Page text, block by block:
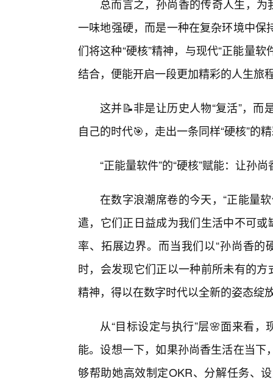
总而言之，孙尚香的传奇人生，为
一味地强硬，而是一种在复杂环境中
们将这种“硬核”精神，与现代“正能量
结合，便能开启一段更加精彩的人生旅
这并📝非是让历史人物“复活”，
自己的时代🎯，走出一条同样“硬核”的
“正能量软件”的“硬核”赋能：让孙
在数字浪潮席卷的今天，“正能量
遣，它们正日益成为我们生活中不可
率、拓展边界。而当我们以“孙尚香
时，会发现它们正以一种前所未有的
精神，得以在数字时代以全新的姿态绽
从“目标设定与执行”层🌸面来看
能。设想一下，如果孙尚香生活在当
够帮助她高效制定OKR、分解任务、